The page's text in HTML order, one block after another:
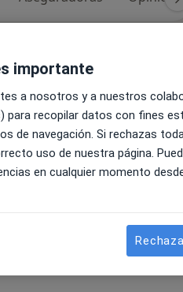
y madre. Te
desde un enfoque
la salud hormonal hasta los
y profesional para
importante
a nosotros y a nuestros
para recopilar datos con fines
de navegación. Si rechazas
uso de nuestra página.
en cualquier momento